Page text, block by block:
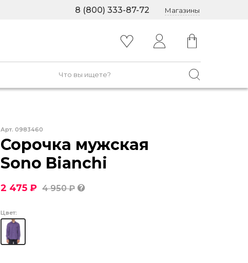
8 (800) 333-87-72 Магазины
Арт. 0983460
Сорочка мужская
Sono Bianchi
2 475 ₽ 4 950 ₽
Цвет: